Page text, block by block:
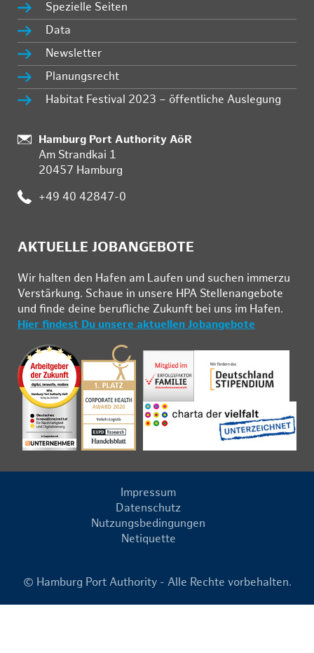
Spezielle Seiten
Data
Newsletter
Planungsrecht
Habitat Festival 2023 – öffentliche Auslegung
:
Hamburg Port Authority AöR
Am Strandkai 1
20457 Hamburg
: +49 40 42847-0
AKTUELLE JOBANGEBOTE
Wir hal­ten den Ha­fen am Lau­fen und su­chen im­mer­zu
Ver­stär­kung. Schau­e in un­se­re HPA Stel­len­an­ge­bo­te
und fin­de deine be­ruf­li­che Zu­kunft bei uns im Ha­fen.
Hier findest Du unsere aktuellen Jobangebote
Impressum
Datenschutz
Nutzungsbedingungen
Netiquette
© Hamburg Port Authority - Alle Rechte vorbehalten.